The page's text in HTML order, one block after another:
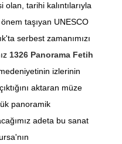
tarihi kalıntılarıyla
taşıyan UNESCO
serbest zamanımızı
1326 Panorama Fetih
izlerinin
aktaran müze
panoramik
adeta bu sanat